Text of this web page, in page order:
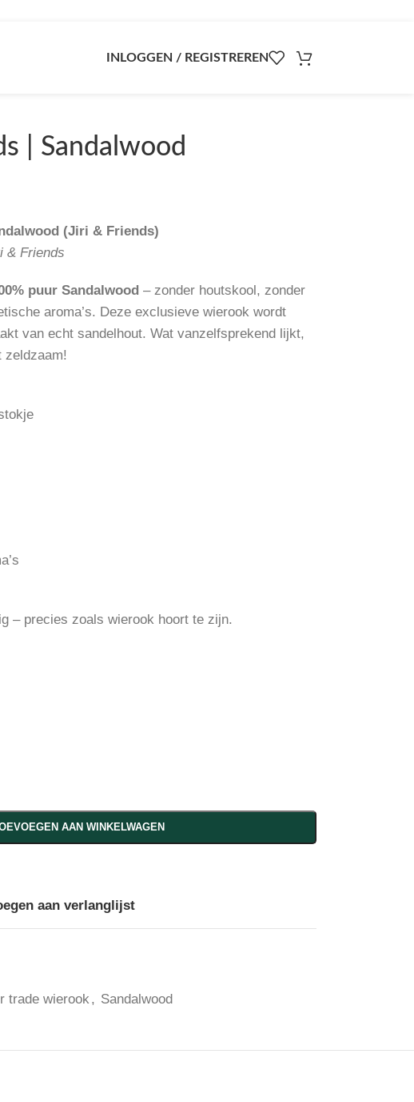
INLOGGEN / REGISTREREN
| Sandalwood
(Jiri & Friends)
& Friends
puur Sandalwood– zonder houtskool, zonder
aroma’s. Deze exclusieve wierook wordt
van echt sandelhout. Wat vanzelfsprekend lijkt,
zeldzaam!
– precies zoals wierook hoort te zijn.
AAN WINKELWAGEN
aan verlanglijst
trade wierook, Sandalwood